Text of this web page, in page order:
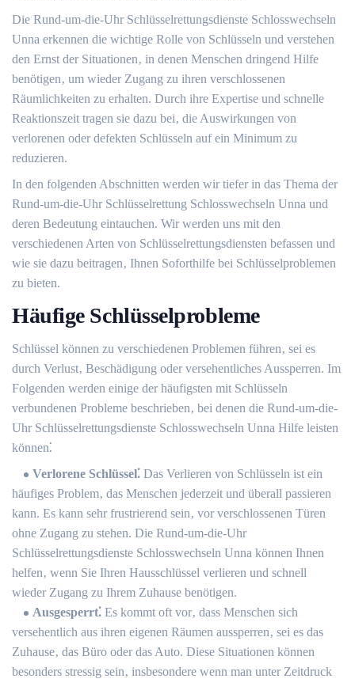
Die Rund-um-die-Uhr Schlüsselrettungsdienste Schlosswechseln
Unna erkennen die wichtige Rolle von Schlüsseln und verstehen
den Ernst der Situationen‚ in denen Menschen dringend Hilfe
benötigen‚ um wieder Zugang zu ihren verschlossenen
Räumlichkeiten zu erhalten.​ Durch ihre Expertise und schnelle
Reaktionszeit tragen sie dazu bei‚ die Auswirkungen von
verlorenen oder defekten Schlüsseln auf ein Minimum zu
reduzieren.​
In den folgenden Abschnitten werden wir tiefer in das Thema der
Rund-um-die-Uhr Schlüsselrettung Schlosswechseln Unna und
deren Bedeutung eintauchen.​ Wir werden uns mit den
verschiedenen Arten von Schlüsselrettungsdiensten befassen und
wie sie dazu beitragen‚ Ihnen Soforthilfe bei Schlüsselproblemen
zu bieten.​
Häufige Schlüsselprobleme
Schlüssel können zu verschiedenen Problemen führen‚ sei es
durch Verlust‚ Beschädigung oder versehentliches Aussperren. Im
Folgenden werden einige der häufigsten mit Schlüsseln
verbundenen Probleme beschrieben‚ bei denen die Rund-um-die-
Uhr Schlüsselrettungsdienste Schlosswechseln Unna Hilfe leisten
können⁚
Verlorene Schlüssel⁚ Das Verlieren von Schlüsseln ist ein
häufiges Problem‚ das Menschen jederzeit und überall passieren
kann.​ Es kann sehr frustrierend sein‚ vor verschlossenen Türen
ohne Zugang zu stehen.​ Die Rund-um-die-Uhr
Schlüsselrettungsdienste Schlosswechseln Unna können Ihnen
helfen‚ wenn Sie Ihren Hausschlüssel verlieren und schnell
wieder Zugang zu Ihrem Zuhause benötigen.​
Ausgesperrt⁚ Es kommt oft vor‚ dass Menschen sich
versehentlich aus ihren eigenen Räumen aussperren‚ sei es das
Zuhause‚ das Büro oder das Auto.​ Diese Situationen können
besonders stressig sein‚ insbesondere wenn man unter Zeitdruck